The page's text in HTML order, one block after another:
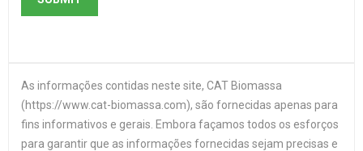
As informações contidas neste site, CAT Biomassa
(https://www.cat-biomassa.com), são fornecidas apenas para
fins informativos e gerais. Embora façamos todos os esforços
para garantir que as informações fornecidas sejam precisas e